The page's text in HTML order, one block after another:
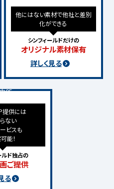
他にはない素材で他社と差別
化ができる
シンフィールドだけの
オリジナル素材保有
詳しく見る
05
提供には
ない
ビスも
能！
ルド独占の
ご提供
る